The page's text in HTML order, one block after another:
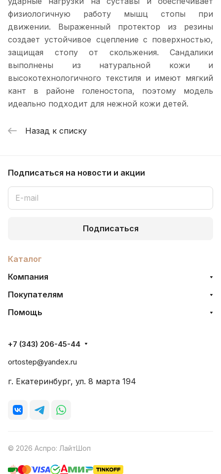
физиологичную работу мышц стопы при
движении. Выраженный протектор из резины
создает устойчивое сцепление с поверхностью,
защищая стопу от скольжения. Сандалики
выполнены из натуральной кожи и
высокотехнологичного текстиля и имеют мягкий
кант в районе голеностопа, поэтому модель
идеально подходит для нежной кожи детей.
Назад к списку
Подписаться на новости и акции
Подписаться
Каталог
Компания
Покупателям
Помощь
+7 (343) 206-45-44
ortostep@yandex.ru
г. Екатеринбург, ул. 8 марта 194
© 2026 Аспро: ЛайтШоп